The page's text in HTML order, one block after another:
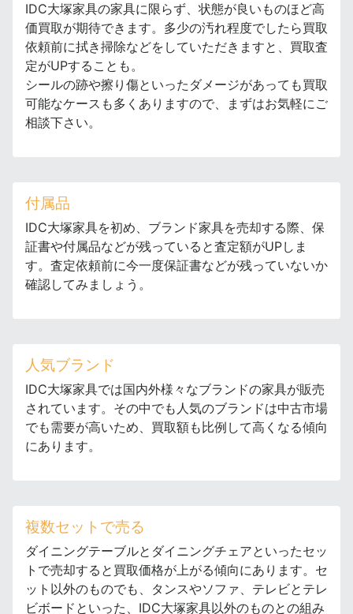
IDC大塚家具の家具に限らず、状態が良いものほど高
価買取が期待できます。多少の汚れ程度でしたら買取
依頼前に拭き掃除などをしていただきますと、買取査
定がUPすることも。
シールの跡や擦り傷といったダメージがあっても買取
可能なケースも多くありますので、まずはお気軽にご
相談下さい。
付属品
IDC大塚家具を初め、ブランド家具を売却する際、保
証書や付属品などが残っていると査定額がUPしま
す。査定依頼前に今一度保証書などが残っていないか
確認してみましょう。
人気ブランド
IDC大塚家具では国内外様々なブランドの家具が販売
されています。その中でも人気のブランドは中古市場
でも需要が高いため、買取額も比例して高くなる傾向
にあります。
複数セットで売る
ダイニングテーブルとダイニングチェアといったセッ
トで売却すると買取価格が上がる傾向にあります。セ
ット以外のものでも、タンスやソファ、テレビとテレ
ビボードといった、IDC大塚家具以外のものとの組み